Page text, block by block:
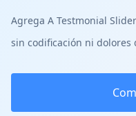
Agrega A Testmonial
sin codificación ni dolores